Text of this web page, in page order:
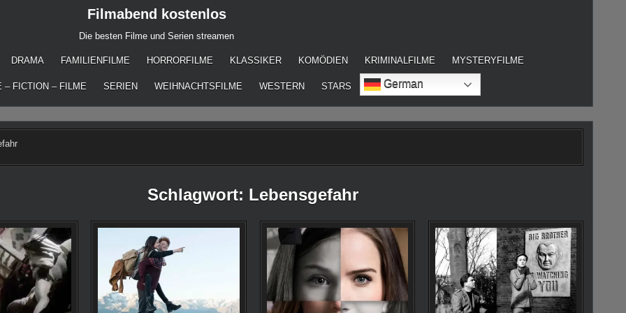
Filmabend kostenlos
Die besten Filme und Serien streamen
DRAMA FAMILIENFILME HORRORFILME KLASSIKER KOMÖDIEN KRIMINALFILME MYSTERYFILME
– FICTION – FILME SERIEN WEIHNACHTSFILME WESTERN STARS German
Schlagwort: Lebensgefahr